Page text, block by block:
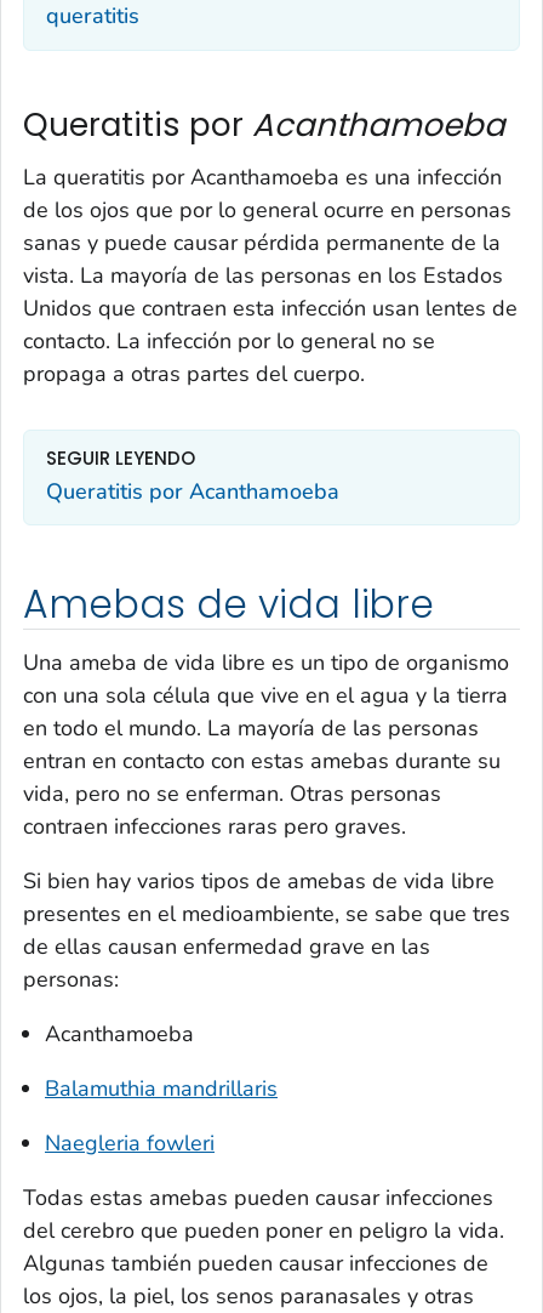
queratitis
Queratitis por Acanthamoeba
La queratitis porAcanthamoeba es una infección
de los ojos que por lo general ocurre en personas
sanas y puede causar pérdida permanente de la
vista. La mayoría de las personas en los Estados
Unidos que contraen esta infección usan lentes de
contacto. La infección por lo general no se
propaga a otras partes del cuerpo.
SEGUIR LEYENDO
Queratitis por Acanthamoeba
Amebas de vida libre
Una ameba de vida libre es un tipo de organismo
con una sola célula que vive en el agua y la tierra
en todo el mundo. La mayoría de las personas
entran en contacto con estas amebas durante su
vida, pero no se enferman. Otras personas
contraen infecciones raras pero graves.
Si bien hay varios tipos de amebas de vida libre
presentes en el medioambiente, se sabe que tres
de ellas causan enfermedad grave en las
personas:
Acanthamoeba
Balamuthia mandrillaris
Naegleria fowleri
Todas estas amebas pueden causar infecciones
del cerebro que pueden poner en peligro la vida.
Algunas también pueden causar infecciones de
los ojos, la piel, los senos paranasales y otras